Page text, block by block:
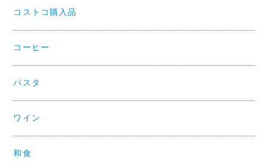
コストコ購入品
コーヒー
パスタ
ワイン
和食